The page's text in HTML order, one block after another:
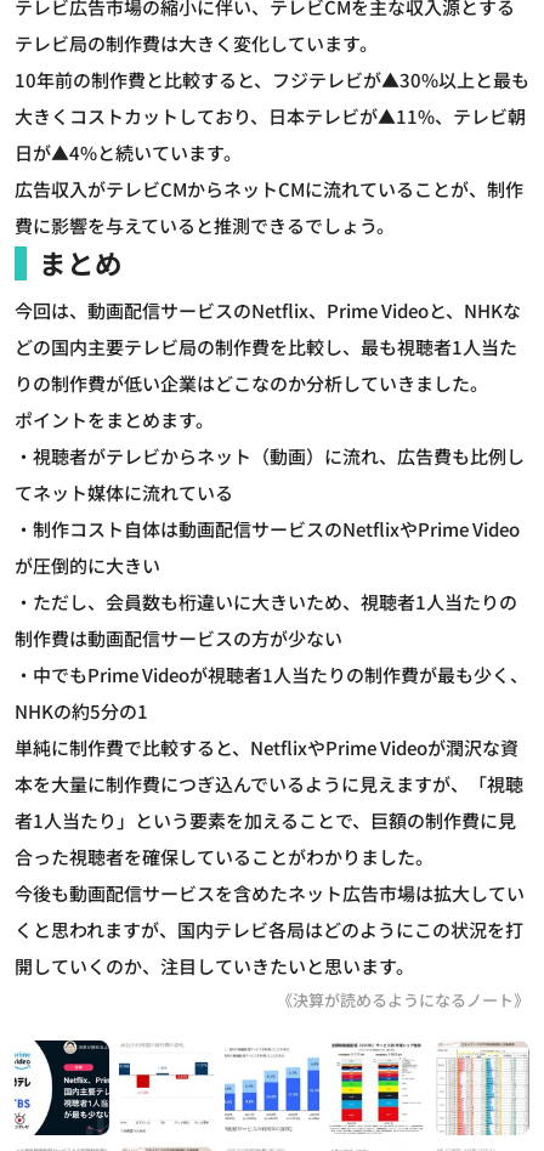
テレビ広告市場の縮小に伴い、テレビCMを主な収入源とする
テレビ局の制作費は大きく変化しています。
10年前の制作費と比較すると、フジテレビが▲30%以上と最も
大きくコストカットしており、日本テレビが▲11%、テレビ朝
日が▲4%と続いています。
広告収入がテレビCMからネットCMに流れていることが、制作
費に影響を与えていると推測できるでしょう。
まとめ
今回は、動画配信サービスのNetflix、Prime Videoと、NHKな
どの国内主要テレビ局の制作費を比較し、最も視聴者1人当た
りの制作費が低い企業はどこなのか分析していきました。
ポイントをまとめます。
・視聴者がテレビからネット（動画）に流れ、広告費も比例し
てネット媒体に流れている
・制作コスト自体は動画配信サービスのNetflixやPrime Video
が圧倒的に大きい
・ただし、会員数も桁違いに大きいため、視聴者1人当たりの
制作費は動画配信サービスの方が少ない
・中でもPrime Videoが視聴者1人当たりの制作費が最も少く、
NHKの約5分の1
単純に制作費で比較すると、NetflixやPrime Videoが潤沢な資
本を大量に制作費につぎ込んでいるように見えますが、「視聴
者1人当たり」という要素を加えることで、巨額の制作費に見
合った視聴者を確保していることがわかりました。
今後も動画配信サービスを含めたネット広告市場は拡大してい
くと思われますが、国内テレビ各局はどのようにこの状況を打
開していくのか、注目していきたいと思います。
《決算が読めるようになるノート》